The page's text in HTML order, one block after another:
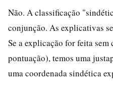
Não. A classificação
conjunção. As explicativas
Se a explicação for feita
pontuação), temos uma
uma coordenada sindética